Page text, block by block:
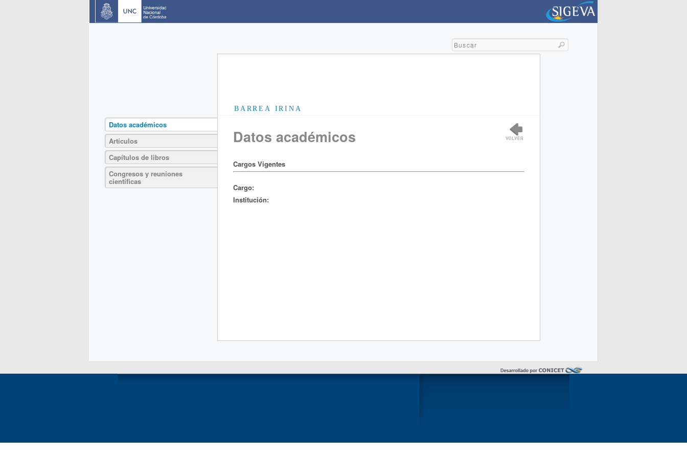
BARREA IRINA
Datos académicos
Artículos
Capítulos de libros
Congresos y reuniones
científicas
Datos académicos
Cargos Vigentes
Cargo:
Institución: